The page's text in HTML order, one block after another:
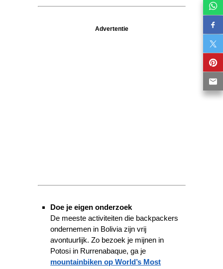
Advertentie
Doe je eigen onderzoek
De meeste activiteiten die backpackers
ondernemen in Bolivia zijn vrij
avontuurlijk. Zo bezoek je mijnen in
Potosi in Rurrenabaque, ga je
mountainbiken op World’s Most